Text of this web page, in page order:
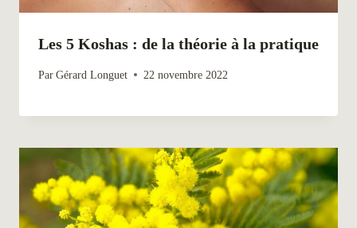
Les 5 Koshas : de la théorie à la pratique
Par Gérard Longuet 22 novembre 2022